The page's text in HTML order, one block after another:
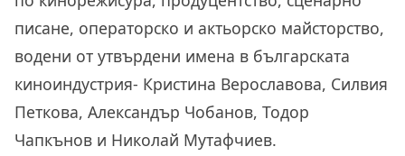
писане, операторско и актьорско майсторство,
водени от утвърдени имена в българската
киноиндустрия- Кристина Верославова, Силвия
Петкова, Александър Чобанов, Тодор
Чапкънов и Николай Мутафчиев.